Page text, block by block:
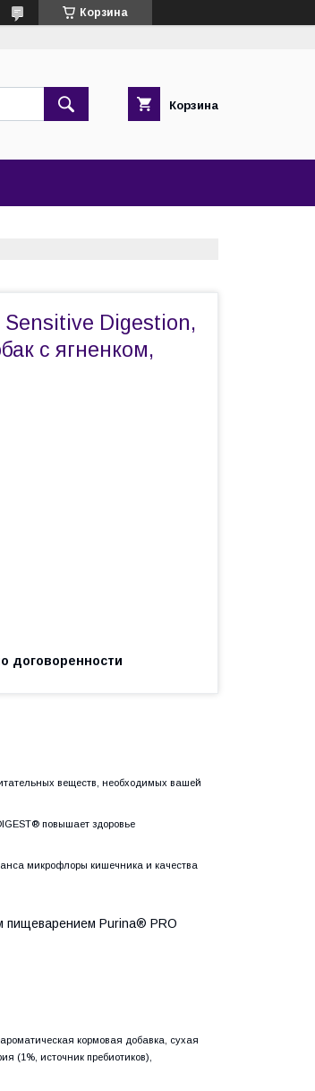
Корзина
Корзина
Sensitive Digestion,
с ягненком,
договоренности
веществ, необходимых вашей
повышает здоровье
микрофлоры кишечника и качества
пищеварением Purina® PRO
кормовая добавка, сухая
(1%, источник пребиотиков),